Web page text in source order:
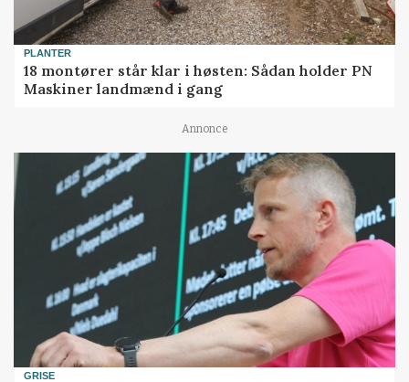
PLANTER
18 montører står klar i høsten: Sådan holder PN
Maskiner landmænd i gang
Annonce
GRISE